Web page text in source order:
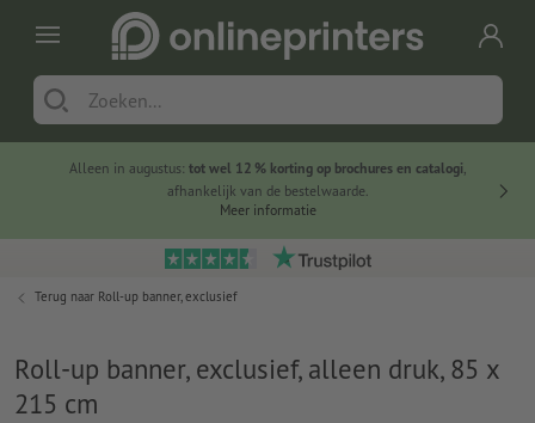
Alleen in augustus: tot wel 12 % korting op brochures en catalogi,
afhankelijk van de bestelwaarde.
Meer informatie
Terug naar Roll-up banner, exclusief
Roll-up banner, exclusief, alleen druk, 85 x
215 cm